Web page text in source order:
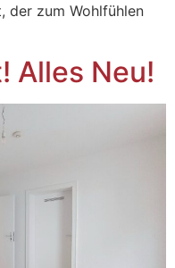
der zum Wohlfühlen
Alles Neu!